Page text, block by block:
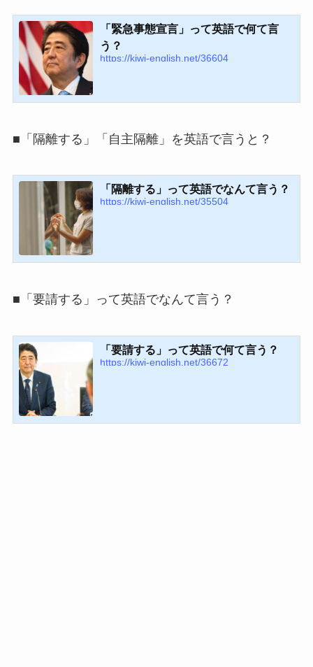
「緊急事態宣言」って英語で何て言
う？
https://kiwi-english.net/36604
■「隔離する」「自主隔離」を英語で言うと？
「隔離する」って英語でなんて言う？
https://kiwi-english.net/35504
■「要請する」って英語でなんて言う？
「要請する」って英語で何て言う？
https://kiwi-english.net/36672